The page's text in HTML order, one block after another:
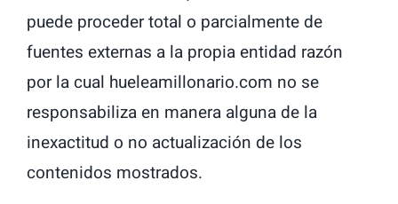
puede proceder total o parcialmente de
fuentes externas a la propia entidad razón
por la cual hueleamillonario.com no se
responsabiliza en manera alguna de la
inexactitud o no actualización de los
contenidos mostrados.